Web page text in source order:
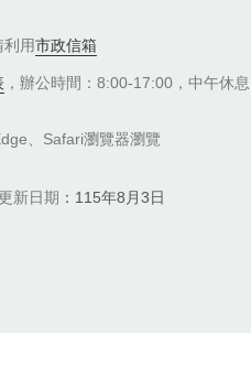
用市政信箱
，辦公時間：8:00-17:00，中午休息
、Safari瀏覽器瀏覽
新日期 115年8月3日